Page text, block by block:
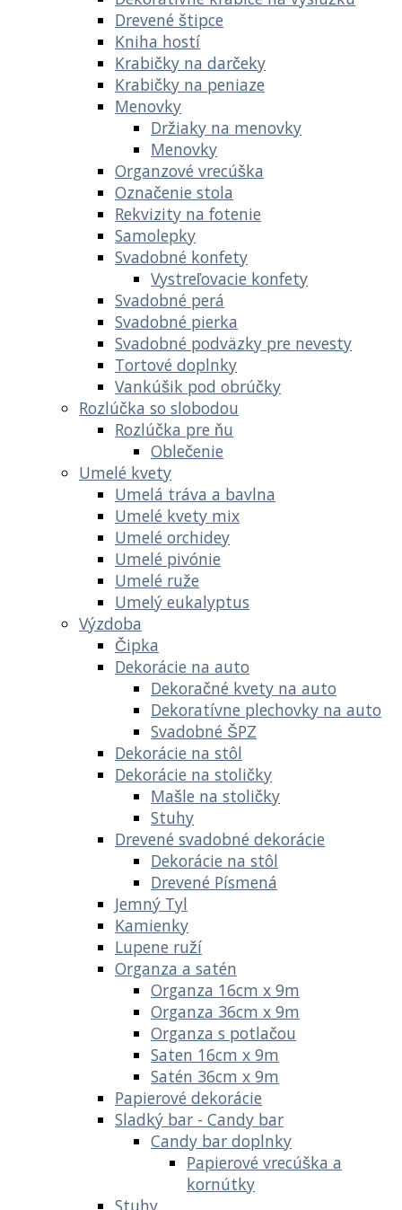
Drevené štipce
Kniha hostí
Krabičky na darčeky
Krabičky na peniaze
Menovky
Držiaky na menovky
Menovky
Organzové vrecúška
Označenie stola
Rekvizity na fotenie
Samolepky
Svadobné konfety
Vystreľovacie konfety
Svadobné perá
Svadobné pierka
Svadobné podväzky pre nevesty
Tortové doplnky
Vankúšik pod obrúčky
Rozlúčka so slobodou
Rozlúčka pre ňu
Oblečenie
Umelé kvety
Umelá tráva a bavlna
Umelé kvety mix
Umelé orchidey
Umelé pivónie
Umelé ruže
Umelý eukalyptus
Výzdoba
Čipka
Dekorácie na auto
Dekoračné kvety na auto
Dekoratívne plechovky na auto
Svadobné ŠPZ
Dekorácie na stôl
Dekorácie na stoličky
Mašle na stoličky
Stuhy
Drevené svadobné dekorácie
Dekorácie na stôl
Drevené Písmená
Jemný Tyl
Kamienky
Lupene ruží
Organza a satén
Organza 16cm x 9m
Organza 36cm x 9m
Organza s potlačou
Saten 16cm x 9m
Satén 36cm x 9m
Papierové dekorácie
Sladký bar - Candy bar
Candy bar doplnky
Papierové vrecúška a
kornútky
Stuhy